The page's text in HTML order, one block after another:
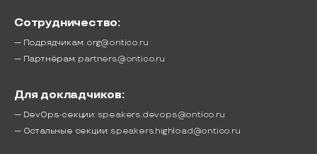
Сотрудничество:
— Подрядчикам: org@ontico.ru
— Партнёрам: partners@ontico.ru
Для докладчиков:
— DevOps-секции: speakers.devops@ontico.ru
— Остальные секции: speakers.highload@ontico.ru